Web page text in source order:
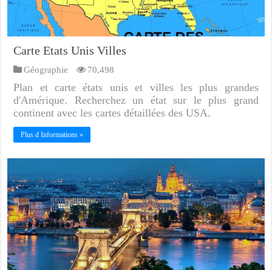
Carte Etats Unis Villes
Géographie 70,498
Plan et carte états unis et villes les plus grandes
d'Amérique. Recherchez un état sur le plus grand
continent avec les cartes détaillées des USA.
Plus d Informations »